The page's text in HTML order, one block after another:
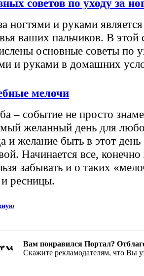
советов по уходу за
ногтями и руками
ваших пальчиков. В этой
основные советы по
и руками в домашних
мелочи
– событие не просто
желанный день для
и желание быть в этот
Начинается все,
забывать и о таких
ресницы.
Вам понравился Портал?
Скажите рекламодателям, что Вы